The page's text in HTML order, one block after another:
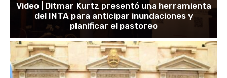
Video | Ditmar Kurtz presentó una herramienta
del INTA para anticipar inundaciones y
planificar el pastoreo